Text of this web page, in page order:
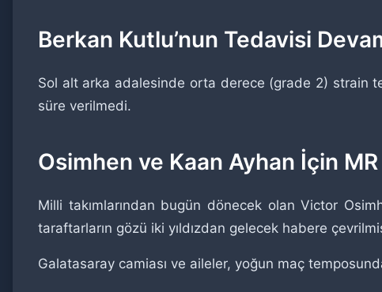
Berkan Kutlu’nun Tedavisi
Sol alt arka adalesinde orta derece (grade 2) strain
süre verilmedi.
Osimhen ve Kaan Ayhan İçin
Milli takımlarından bugün dönecek olan Victor
taraftarların gözü iki yıldızdan gelecek habere
Galatasaray camiası ve aileler, yoğun maç